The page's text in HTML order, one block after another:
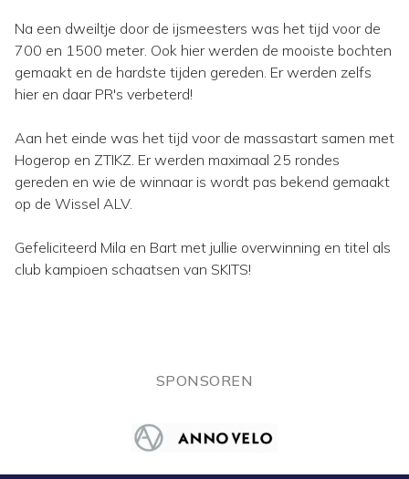
Na een dweiltje door de ijsmeesters was het tijd voor de
700 en 1500 meter. Ook hier werden de mooiste bochten
gemaakt en de hardste tijden gereden. Er werden zelfs
hier en daar PR's verbeterd!
Aan het einde was het tijd voor de massastart samen met
Hogerop en ZTIKZ. Er werden maximaal 25 rondes
gereden en wie de winnaar is wordt pas bekend gemaakt
op de Wissel ALV.
Gefeliciteerd Mila en Bart met jullie overwinning en titel als
club kampioen schaatsen van SKITS!
SPONSOREN